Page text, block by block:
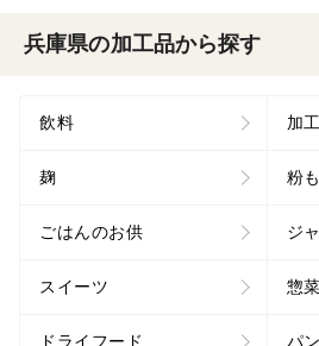
兵庫県の加工品から探す
飲料 加
麹 粉
ごはんのお供 ジ
スイーツ 惣
ドライフード パン